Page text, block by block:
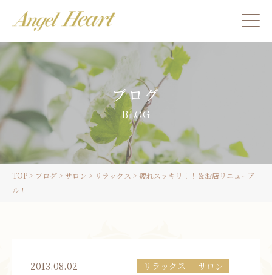
施術をご希望の方
カウンセリングをご希望の方へ
スクール受講生の方へ
ブログ
BLOG
TOP> ブログ> サロン > リラックス > 疲れスッキリ！！＆お店リニューア
ル！
2013.08.02 リラックス サロン